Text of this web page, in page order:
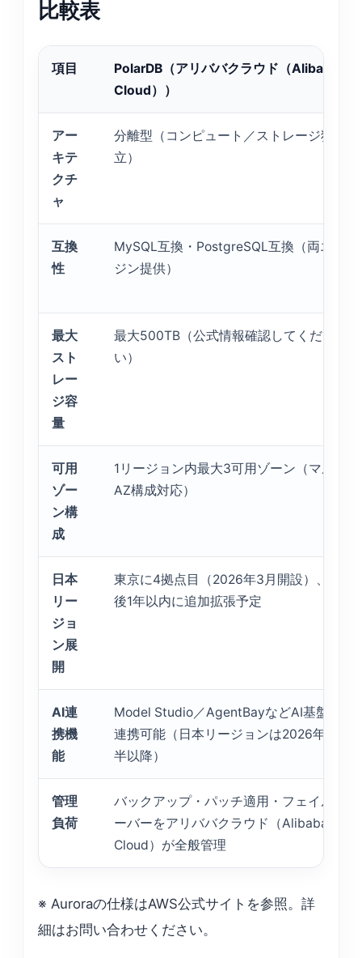
比較表
項目
PolarDB（アリババクラウド（Alibaba
Cloud））
アー
キテ
クチ
ャ
分離型（コンピュート／ストレージ独
立）
互換
性
MySQL互換・PostgreSQL互換（両エン
ジン提供）
最大
スト
レー
ジ容
量
最大500TB（公式情報確認してくださ
い）
可用
ゾー
ン構
成
1リージョン内最大3可用ゾーン（マルチ
AZ構成対応）
日本
リー
ジョ
ン展
開
東京に4拠点目（2026年3月開設）、今
後1年以内に追加拡張予定
AI連
携機
能
Model Studio／AgentBayなどAI基盤と
連携可能（日本リージョンは2026年後
半以降）
管理
負荷
バックアップ・パッチ適用・フェイルオ
ーバーをアリババクラウド（Alibaba
Cloud）が全般管理
※ Auroraの仕様はAWS公式サイトを参照。詳
細はお問い合わせください。